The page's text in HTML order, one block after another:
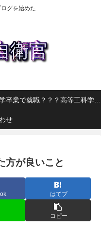
グを始めた
中学卒業で就職？？？高等工科学校を選んだ理由
せ
方が良いこと
はてブ
コピー